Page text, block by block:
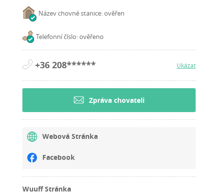
Název chovné stanice: ověřen
Telefonní číslo: ověřeno
+36 208****** Ukázat
Zpráva chovateli
Webová Stránka
Facebook
Wuuff Stránka